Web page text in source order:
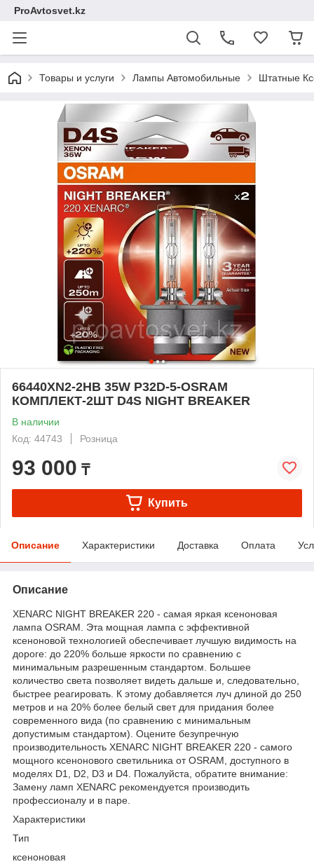
ProAvtosvet.kz
Товары и услуги Лампы Автомобильные Штатные
66440XN2-2HB 35W P32D-5-OSRAM
КОМПЛЕКТ-2ШТ D4S NIGHT BREAKER
В наличии
Код: 44743
Розница
93 000 ₸
Купить
Описание Характеристики Доставка Оплата
Описание
XENARC NIGHT BREAKER 220 - самая яркая ксеноновая
лампа OSRAM. Эта мощная лампа с эффективной
ксеноновой технологией обеспечивает лучшую видимость на
дороге: до 220% больше яркости по сравнению с
минимальным разрешенным стандартом. Большее
количество света позволяет видеть дальше и, следовательно,
быстрее реагировать. К этому добавляется луч длиной до 250
метров и на 20% более белый свет для придания более
современного вида (по сравнению с минимальным
допустимым стандартом). Оцените безупречную
производительность XENARC NIGHT BREAKER 220 - самого
мощного ксенонового светильника от OSRAM, доступного в
моделях D1, D2, D3 и D4. Пожалуйста, обратите внимание:
Замену ламп XENARC рекомендуется производить
профессионалу и в паре.
Характеристики
Тип
ксеноновая